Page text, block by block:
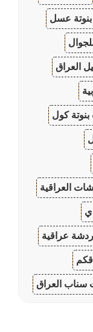
عسل
العراق
كول
شات العراقية
عراقية
العراق